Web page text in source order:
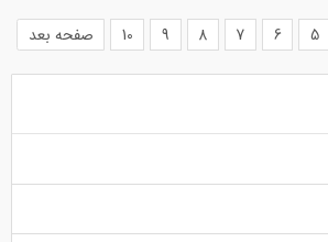
5
6
7
8
9
10 صفحه بعد